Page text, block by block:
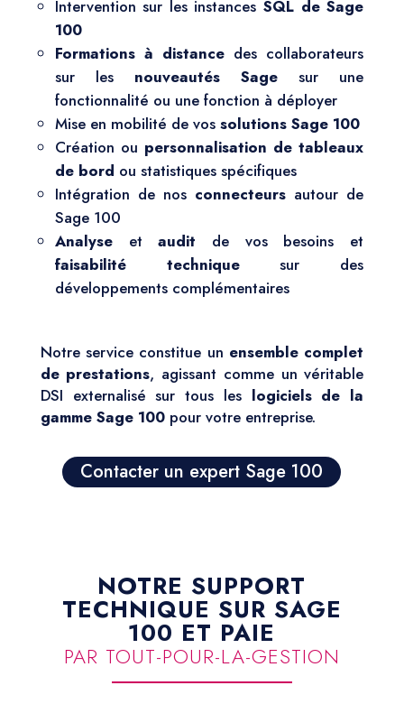
Intervention sur les instancesSQL de Sage
100
Formations à distance des collaborateurs
sur les nouveautés Sage sur une
fonctionnalité ou une fonction à déployer
Mise en mobilité de vos solutions Sage 100
Création ou personnalisation de tableaux
de bord ou statistiques spécifiques
Intégration de nos connecteurs autour de
Sage 100
Analyseetaudit de vos besoins et
faisabilité techniquesur des
développements complémentaires
Notre service constitue un ensemble complet
de prestations, agissant comme un véritable
DSI externalisé sur tous leslogiciels de la
gamme Sage 100pour votre entreprise.
Contacter un expert Sage 100
NOTRE SUPPORT
TECHNIQUE SUR SAGE
100 ET PAIE
PAR TOUT-POUR-LA-GESTION